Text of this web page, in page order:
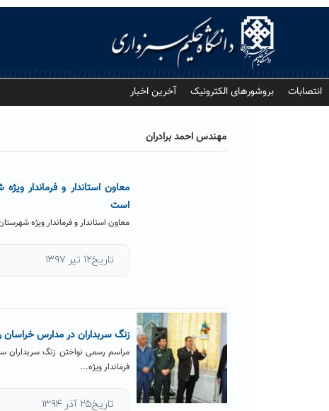
انتصابات بروشورهای الکترونیک آخرین اخبار
مهندس احمد برادران
معاون استاندار و فرماندار
است
معاون استاندار و فرماندار ویژه
تاریخ۱۲ تیر ۱۳۹۷
زنگ سربداران در مدارس
فرماندار ویژه...
تاریخ۲۵ آذر ۱۳۹۴